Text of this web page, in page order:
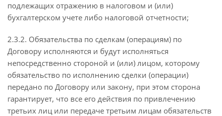
подлежащих отражению в налоговом и (или)
бухгалтерском учете либо налоговой отчетности;
2.3.2. Обязательства по сделкам (операциям) по
Договору исполняются и будут исполняться
непосредственно стороной и (или) лицом, которому
обязательство по исполнению сделки (операции)
передано по Договору или закону, при этом сторона
гарантирует, что все его действия по привлечению
третьих лиц или передаче третьим лицам обязательств